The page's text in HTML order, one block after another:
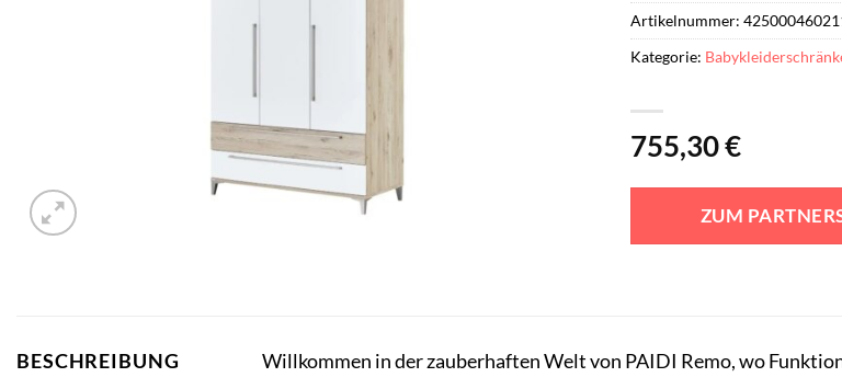
755,30€
ZUM
Artikelnummer:
Kategorie:
BESCHREIBUNG
Willkommen in der zauberhaften Welt von PAIDI Remo, wo